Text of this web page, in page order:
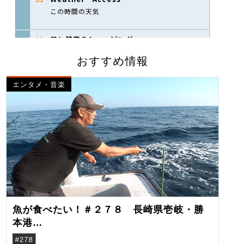
おすすめ情報
エンタメ・音楽
魚が食べたい！＃２７８ 長崎県壱岐・勝
本港
（クロマグロ）
#278